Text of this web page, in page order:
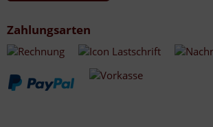
Zahlungsarten